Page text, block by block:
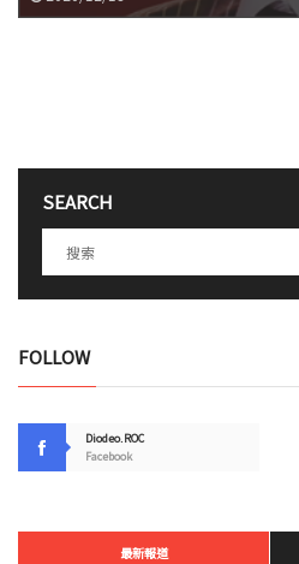
SEARCH
FOLLOW
Diodeo.ROC
Facebook
最新報道